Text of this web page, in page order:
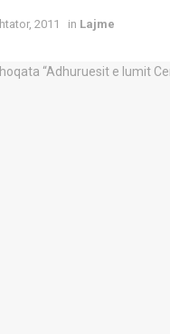
2011 in Lajme